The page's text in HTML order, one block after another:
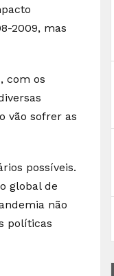
2009, mas
com os
vão sofrer as
possíveis.
global de
não
políticas